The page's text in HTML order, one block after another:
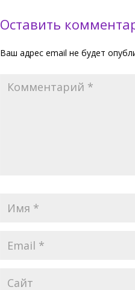
Оставить
Ваш адрес email не будет